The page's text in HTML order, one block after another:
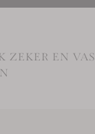
ZEKER EN